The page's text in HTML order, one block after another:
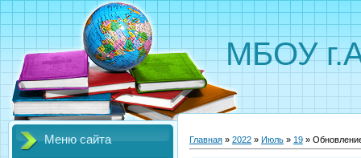
МБОУ
Меню сайта Главная » 2022 » Июль » 19 »